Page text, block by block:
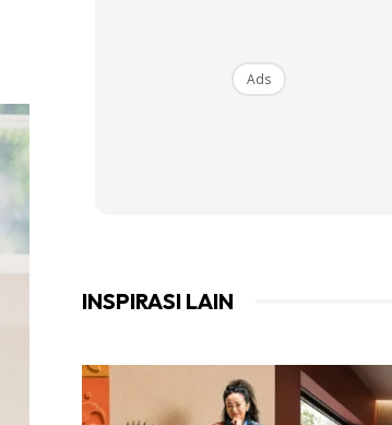
Ads
INSPIRASI LAIN